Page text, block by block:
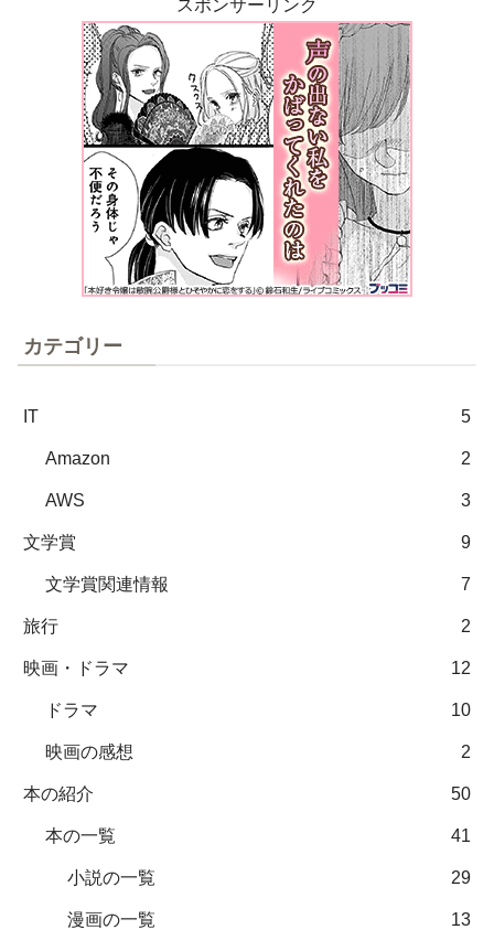
スポンサーリンク
カテゴリー
IT 5
Amazon 2
AWS 3
文学賞 9
文学賞関連情報 7
旅行 2
映画・ドラマ 12
ドラマ 10
映画の感想 2
本の紹介 50
本の一覧 41
小説の一覧 29
漫画の一覧 13